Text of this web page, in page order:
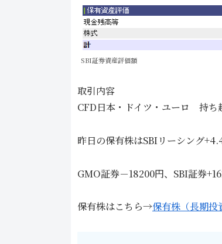
SBI証券資産評価額
取引内容
CFD日本・ドイツ・ユーロ 持
昨日の保有株はSBIリーシング
GMO証券－18200円、SBI証券
保有株はこちら→保有株（長期投